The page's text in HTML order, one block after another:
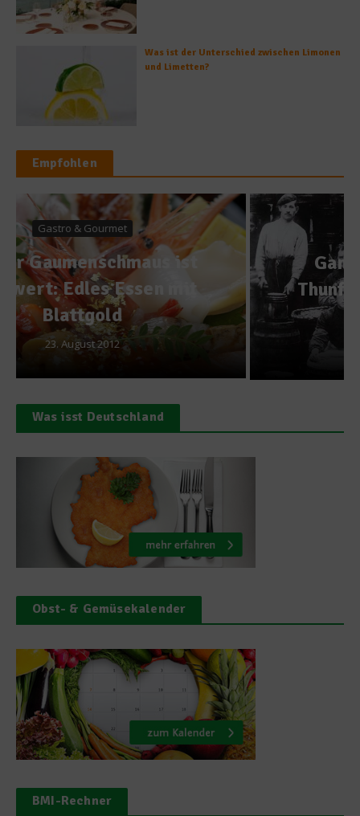
Was ist der Unterschied zwischen Limonen
und Limetten?
Empfohlen
Kochen & Rezepte
Ganz schön Bonito: Der
Thunfisch aus dem Golf von
Biscaya
Was isst Deutschland
Obst- & Gemüsekalender
BMI-Rechner